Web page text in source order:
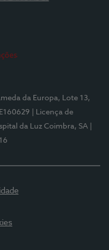
da Europa, Lote 13,
| Licença de
da Luz Coimbra, SA